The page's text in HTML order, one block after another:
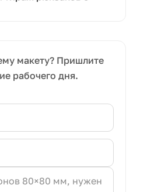
макету? Пришлите
рабочего дня.